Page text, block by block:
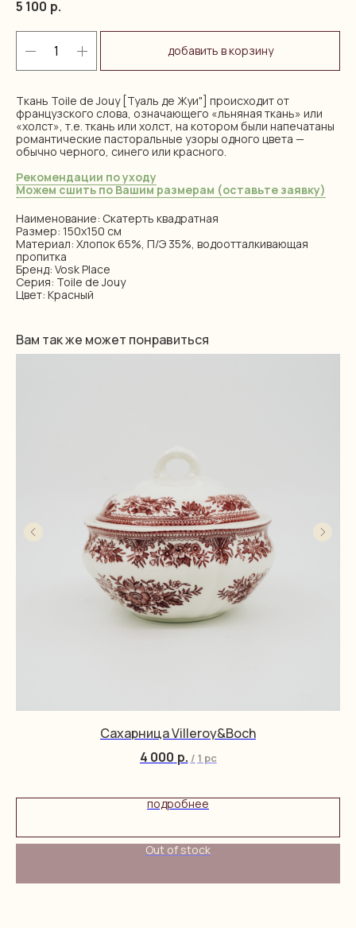
5 100 р.
добавить в корзину
Ткань Toile de Jouy [Туаль де Жуи"] происходит от
французского слова, означающего «льняная ткань» или
«холст», т.е. ткань или холст, на котором были напечатаны
романтические пасторальные узоры одного цвета —
обычно черного, синего или красного.
Рекомендации по уходу
Можем сшить по Вашим размерам (оставьте заявку)
Наименование: Скатерть квадратная
Размер: 150х150 см
Материал: Хлопок 65%, П/Э 35%, водоотталкивающая
пропитка
Бренд: Vosk Place
Серия: Toile de Jouy
Цвет: Красный
Вам так же может понравиться
Сахарница Villeroy&Boch
4 000 р. / 1 pc
подробнее
Out of stock